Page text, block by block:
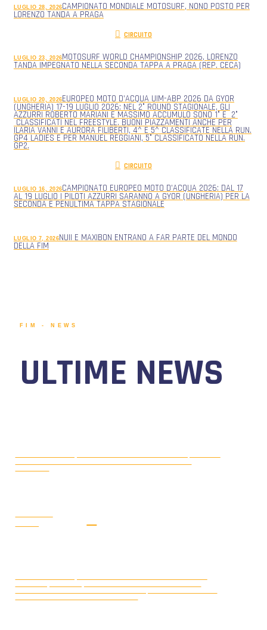
LUGLIO 28, 2026CAMPIONATO MONDIALE MOTOSURF, NONO POSTO PER
LORENZO TANDA A PRAGA
CIRCUITO
LUGLIO 23, 2026MOTOSURF WORLD CHAMPIONSHIP 2026, LORENZO
TANDA IMPEGNATO NELLA SECONDA TAPPA A PRAGA (REP. CECA)
LUGLIO 20, 2026EUROPEO MOTO D’ACQUA UIM-ABP 2026 DA GYOR
(UNGHERIA) 17-19 LUGLIO 2026: NEL 2° ROUND STAGIONALE, GLI
AZZURRI ROBERTO MARIANI E MASSIMO ACCUMULO SONO 1° E 2°
CLASSIFICATI NEL FREESTYLE. BUONI PIAZZAMENTI ANCHE PER
ILARIA VANNI E AURORA FILIBERTI, 4^ E 5^ CLASSIFICATE NELLA RUN.
GP4 LADIES E PER MANUEL REGGIANI, 5° CLASSIFICATO NELLA RUN.
GP2.
CIRCUITO
LUGLIO 16, 2026CAMPIONATO EUROPEO MOTO D’ACQUA 2026: DAL 17
AL 19 LUGLIO I PILOTI AZZURRI SARANNO A GYOR (UNGHERIA) PER LA
SECONDA E PENULTIMA TAPPA STAGIONALE
LUGLIO 7, 2026NUII E MAXIBON ENTRANO A FAR PARTE DEL MONDO
DELLA FIM
FIM - NEWS
ULTIME NEWS
VIVERONE!
VINCONO LE DUE GARE DELLA CLASSE 3D; SECONDO POSTO PER
SERAFINO BARLESI E JOAKIM KUMLIN.